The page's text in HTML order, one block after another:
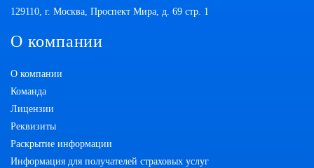
129110, г. Москва, Проспект Мира, д. 69 стр. 1
О компании
О компании
Команда
Лицензии
Реквизиты
Раскрытие информации
Информация для получателей страховых услуг